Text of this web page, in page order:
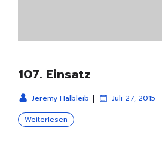
107. Einsatz
Jeremy Halbleib | Juli 27, 2015
Weiterlesen